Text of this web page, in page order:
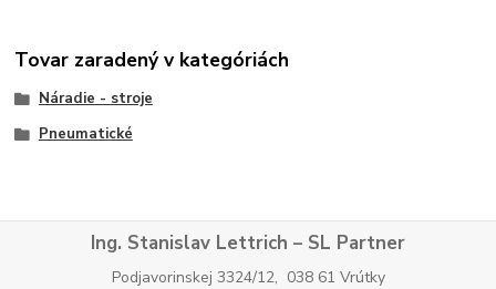
Tovar zaradený v kategóriách
Náradie - stroje
Pneumatické
Ing. Stanislav Lettrich – SL Partner
Podjavorinskej 3324/12, 038 61 Vrútky